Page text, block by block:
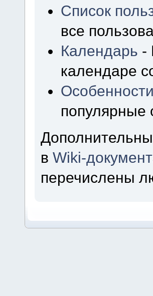
Список
все
Календарь -
календаре
Особенности
популярные
вWiki-
перечислены